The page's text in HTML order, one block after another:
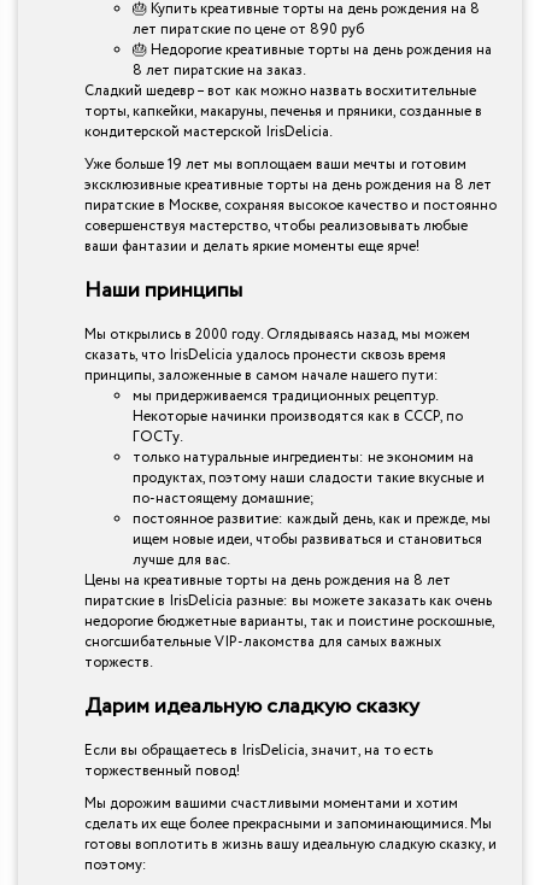
🎂 Купить креативные торты на день рождения на 8
лет пиратские по цене от 890 руб
🎂 Недорогие креативные торты на день рождения на
8 лет пиратские на заказ.
Сладкий шедевр – вот как можно назвать восхитительные
торты, капкейки, макаруны, печенья и пряники, созданные в
кондитерской мастерской IrisDelicia.
Уже больше 19 лет мы воплощаем ваши мечты и готовим
эксклюзивные креативные торты на день рождения на 8 лет
пиратские в Москве, сохраняя высокое качество и постоянно
совершенствуя мастерство, чтобы реализовывать любые
ваши фантазии и делать яркие моменты еще ярче!
Наши принципы
Мы открылись в 2000 году. Оглядываясь назад, мы можем
сказать, что IrisDelicia удалось пронести сквозь время
принципы, заложенные в самом начале нашего пути:
мы придерживаемся традиционных рецептур.
Некоторые начинки производятся как в СССР, по
ГОСТу.
только натуральные ингредиенты: не экономим на
продуктах, поэтому наши сладости такие вкусные и
по-настоящему домашние;
постоянное развитие: каждый день, как и прежде, мы
ищем новые идеи, чтобы развиваться и становиться
лучше для вас.
Цены на креативные торты на день рождения на 8 лет
пиратские в IrisDelicia разные: вы можете заказать как очень
недорогие бюджетные варианты, так и поистине роскошные,
сногсшибательные VIP-лакомства для самых важных
торжеств.
Дарим идеальную сладкую сказку
Если вы обращаетесь в IrisDelicia, значит, на то есть
торжественный повод!
Мы дорожим вашими счастливыми моментами и хотим
сделать их еще более прекрасными и запоминающимися. Мы
готовы воплотить в жизнь вашу идеальную сладкую сказку, и
поэтому: